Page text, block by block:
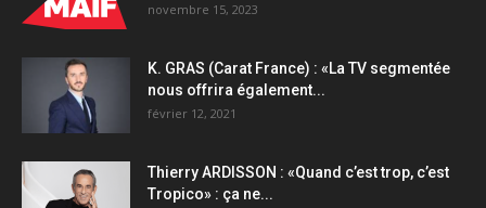
novembre 15, 2023
K. GRAS (Carat France) : «La TV segmentée
nous offrira également...
février 12, 2021
Thierry ARDISSON : «Quand c’est trop, c’est
Tropico» : ça ne...